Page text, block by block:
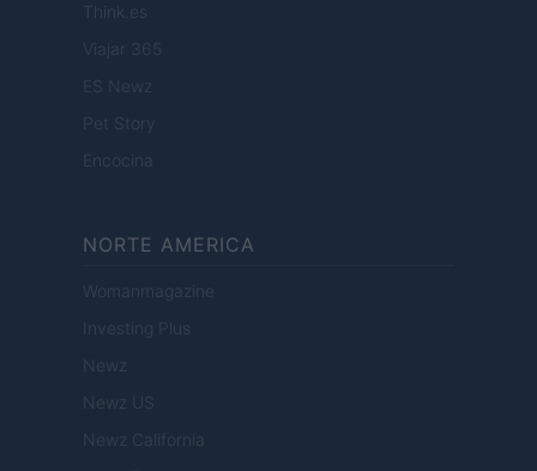
Think.es
Viajar 365
ES Newz
Pet Story
Encocina
NORTE AMERICA
Womanmagazine
Investing Plus
Newz
Newz US
Newz California